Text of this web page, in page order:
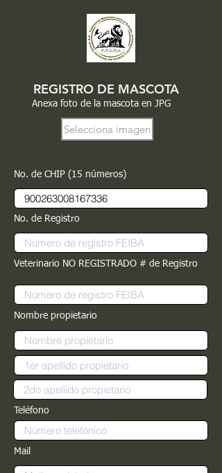
REGISTRO DE MASCOTA
Anexa foto de la mascota en JPG
Selecciona imagen
No. de CHIP (15 números)
No. de Registro
Veterinario NO REGISTRADO # de Registro
Nombre propietario
Teléfono
Mail